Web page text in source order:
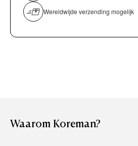
overmaken)
Bancontact / Mister Cash
Persoonlijk, comfortabel en geheel
Wereldwijde verzending mogelijk
Waarom Koreman?